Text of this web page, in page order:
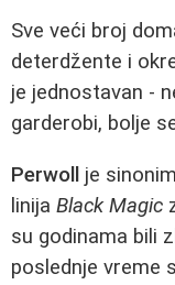
Sve veći broj
deterdžente i
je jednostavan -
garderobi, bolje
Perwoll
je
linija Black Magic
su godinama bili
poslednje vreme